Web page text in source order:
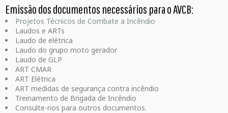
Emissão dos documentos necessários para o AVCB:
Projetos Técnicos de Combate a Incêndio
Laudos e ARTs
Laudo de elétrica
Laudo do grupo moto gerador
Laudo de GLP
ART CMAR
ART Elétrica
ART medidas de segurança contra incêndio
Treinamento de Brigada de Incêndio
Consulte-nos para outros documentos.